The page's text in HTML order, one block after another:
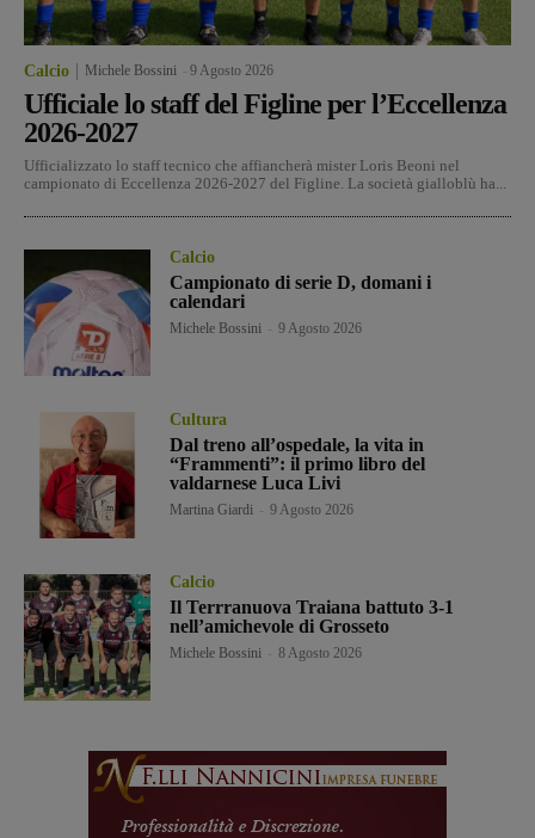
Calcio Michele Bossini 9 Agosto 2026
Ufficiale lo staff del Figline per l’Eccellenza
2026-2027
Ufficializzato lo staff tecnico che affiancherà mister Loris Beoni nel
campionato di Eccellenza 2026-2027 del Figline. La società gialloblù ha...
Calcio
Campionato di serie D, domani i
calendari
Michele Bossini 9 Agosto 2026
Cultura
Dal treno all’ospedale, la vita in
“Frammenti”: il primo libro del
valdarnese Luca Livi
Martina Giardi 9 Agosto 2026
Calcio
Il Terrranuova Traiana battuto 3-1
nell’amichevole di Grosseto
Michele Bossini 8 Agosto 2026